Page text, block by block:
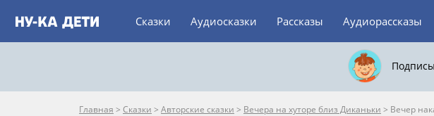
Сказки Аудиосказки Рассказы Аудиорассказы
Главная > Сказки > Авторские сказки > Вечера на хуторе близ Диканьки > Вечер